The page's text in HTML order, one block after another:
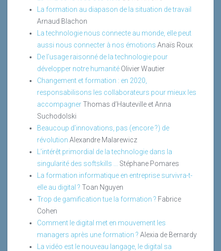
La formation au diapason de la situation de travail
Arnaud Blachon
La technologie nous connecte au monde, elle peut
aussi nous connecter à nos émotions Anaïs Roux
De l’usage raisonné de la technologie pour
développer notre humanité Olivier Wautier
Changement et formation : en 2020,
responsabilisons les collaborateurs pour mieux les
accompagnerThomas d’Hauteville et Anna
Suchodolski
Beaucoup d’innovations, pas (encore ?) de
révolution Alexandre Malarewicz
L’intérêt primordial de la technologie dans la
singularité des softskills ...
Stéphane Pomares
La formation informatique en entreprise survivra-t-
elle au digital ? Toan Nguyen
Trop de gamification tue la formation ? Fabrice
Cohen
Comment le digital met en mouvement les
managers après une formation ? Alexia de Bernardy
La vidéo est le nouveau langage, le digital sa